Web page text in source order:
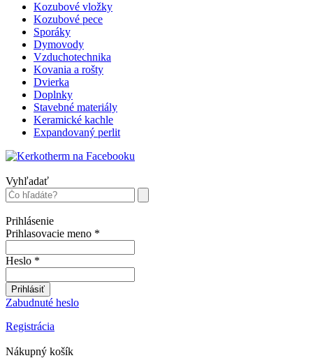
Kozubové vložky
Kozubové pece
Sporáky
Dymovody
Vzduchotechnika
Kovania a rošty
Dvierka
Doplnky
Stavebné materiály
Keramické kachle
Expandovaný perlit
Vyhľadať
Prihlásenie
Prihlasovacie meno *
Heslo *
Prihlásiť
Zabudnuté heslo
Registrácia
Nákupný košík